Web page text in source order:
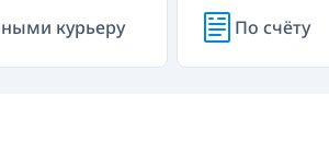
курьеру По счёту